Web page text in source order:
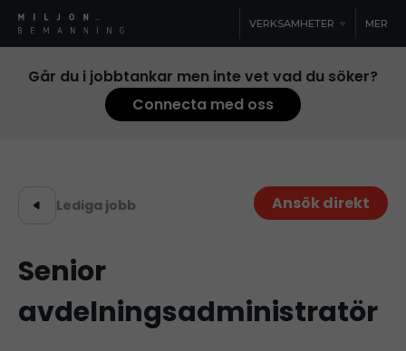
VERKSAMHETER MER
Går du i jobbtankar men inte vet vad du söker?
Connecta med oss
Lediga jobb Ansök direkt
Senior
avdelningsadministratör